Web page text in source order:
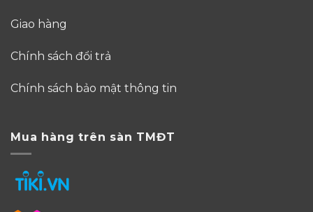
Giao hàng
Chính sách đổi trả
Chính sách bảo mật thông tin
Mua hàng trên sàn TMĐT